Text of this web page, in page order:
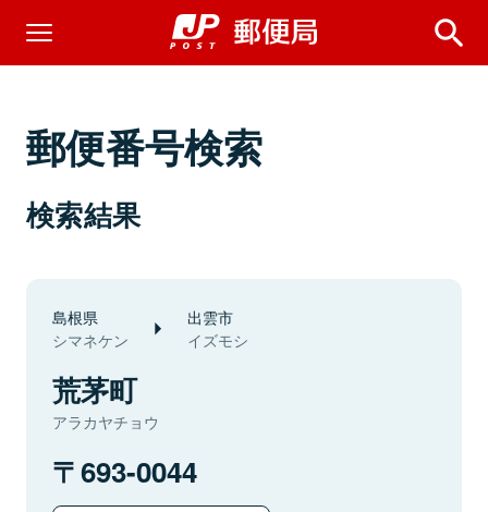
郵便番号検索
検索結果
島根県
シマネケン
出雲市
イズモシ
荒茅町
アラカヤチョウ
693-0044